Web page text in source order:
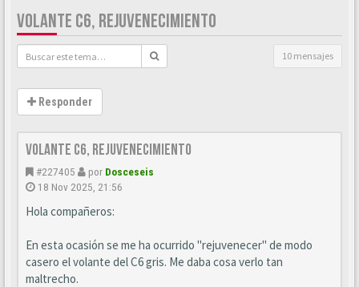
VOLANTE C6, REJUVENECIMIENTO
10 mensajes
Responder
Volante C6, Rejuvenecimiento
#227405 por Dosceseis
18 Nov 2025, 21:56
Hola compañeros:
En esta ocasión se me ha ocurrido "rejuvenecer" de modo
casero el volante del C6 gris. Me daba cosa verlo tan
maltrecho.